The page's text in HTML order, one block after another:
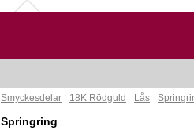
Smyckesdelar 18K Rödguld Lås
Springring